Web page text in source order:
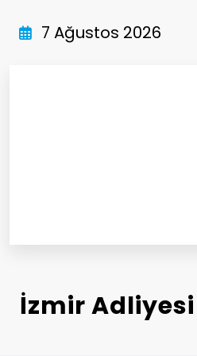
atla
7 Ağustos 2026
İzmir